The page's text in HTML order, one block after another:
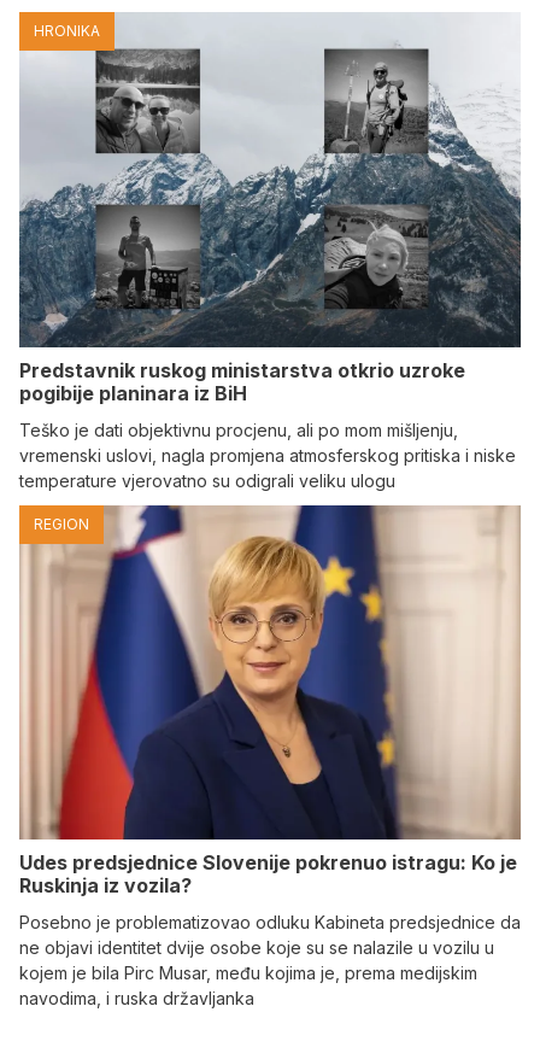
HRONIKA
Predstavnik ruskog ministarstva otkrio uzroke
pogibije planinara iz BiH
Teško je dati objektivnu procjenu, ali po mom mišljenju,
vremenski uslovi, nagla promjena atmosferskog pritiska i niske
temperature vjerovatno su odigrali veliku ulogu
REGION
Udes predsjednice Slovenije pokrenuo istragu: Ko je
Ruskinja iz vozila?
Posebno je problematizovao odluku Kabineta predsjednice da
ne objavi identitet dvije osobe koje su se nalazile u vozilu u
kojem je bila Pirc Musar, među kojima je, prema medijskim
navodima, i ruska državljanka